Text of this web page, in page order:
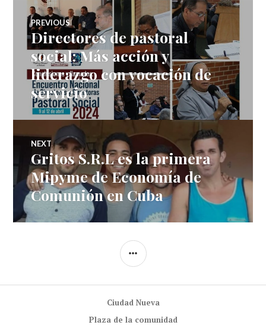
Navegación
de
entradas
PREVIOUS
Previous
post:
Directores de pastoral
social: Más acción y
liderazgo con vocación de
servicio
NEXT
Next
post:
Gritos S.R.L es la primera
Mipyme de Economía de
Comunión en Cuba
SIDEBAR
Ciudad Nueva
Plaza de la comunidad